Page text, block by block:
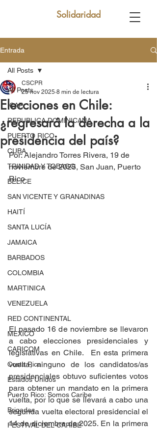
Solidaridad
Entrada
All Posts
ICAP
REPUBLICA DOMINICANA
PUERTO RICO
CUBA
TRINIDAD Y TOBAGO
BELICE
SAN VICENTE Y GRANADINAS
HAITÍ
SANTA LUCÍA
JAMAICA
BARBADOS
COLOMBIA
MARTINICA
VENEZUELA
RED CONTINENTAL
MEXICO
CARICOM
Costa Rica
Estados Unidos
Puerto Rico: Somos Caribe
Brigadas
FESTIVAL DEL CARIBE
All Posts
Elecciones en Chile:
¿regresará la derecha a la
presidencia del país?
CSCPR
25 nov 2025 8 min de lectura
Por: Alejandro Torres Rivera, 19 de
noviembre de 2025, San Juan, Puerto
Rico
El pasado 16 de noviembre se llevaron
a cabo elecciones presidenciales y
legislativas en Chile.  En esta primera
vuelta, ninguno de los candidatos/as
presidenciales obtuvo suficientes votos
para obtener un mandato en la primera
vuelta, por lo que se llevará a cabo una
segunda vuelta electoral presidencial el
14 de diciembre de 2025. En la primera